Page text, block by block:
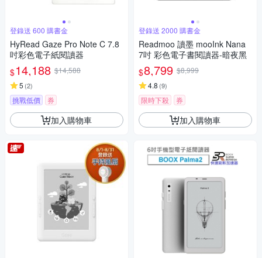
登錄送 600 購書金
HyRead Gaze Pro Note C 7.8
吋彩色電子紙閱讀器
$14,188 $14,588
5 (2)
挑戰低價 券
加入購物車
登錄送 2000 購書金
Readmoo 讀墨 mooInk Nana
7吋 彩色電子書閱讀器-暗夜黑
$8,799 $8,999
4.8 (9)
限時下殺 券
加入購物車